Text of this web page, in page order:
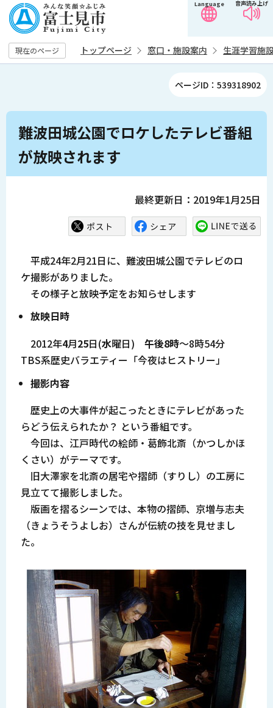
の
ペ
ー
音声読み上げ
Language
現在のページ トップページ 窓口・施設案内 生涯学習施
ページID：539318902
本
か
難波田城公園でロケしたテレビ番組
が放映されます
最終更新日：2019年1月25日
平成24年2月21日に、難波田城公園でテレビのロ
ケ撮影がありました。
その様子と放映予定をお知らせします
放映日時
2012年4月25日(水曜日) 午後8時～8時54分
TBS系歴史バラエティー「今夜はヒストリー」
撮影内容
歴史上の大事件が起こったときにテレビがあった
らどう伝えられたか？ という番組です。
今回は、江戸時代の絵師・葛飾北斎（かつしかほ
くさい）がテーマです。
旧大澤家を北斎の居宅や摺師（すりし）の工房に
見立てて撮影しました。
版画を摺るシーンでは、本物の摺師、京増与志夫
（きょうそうよしお）さんが伝統の技を見せまし
た。